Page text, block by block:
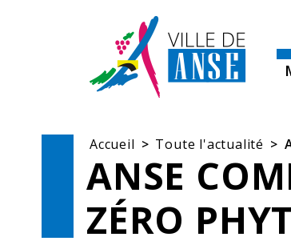
Accueil Toute l'actualité
ANSE
ZÉRO